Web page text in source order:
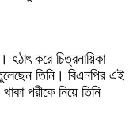
করে চিত্রনায়িকা
তিনি। বিএনপির এই
পরীকে নিয়ে তিনি